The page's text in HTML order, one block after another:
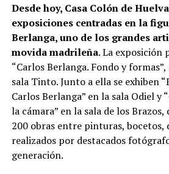
Desde hoy, Casa Colón de
exposiciones centradas en la
Berlanga, uno de los grandes
movida madrileña. La
“Carlos Berlanga. Fondo y
sala Tinto. Junto a ella se exhiben
Carlos Berlanga” en la sala Odiel y
la cámara” en la sala de los Brazos,
200 obras entre pinturas, bocetos,
realizados por destacados
generación.